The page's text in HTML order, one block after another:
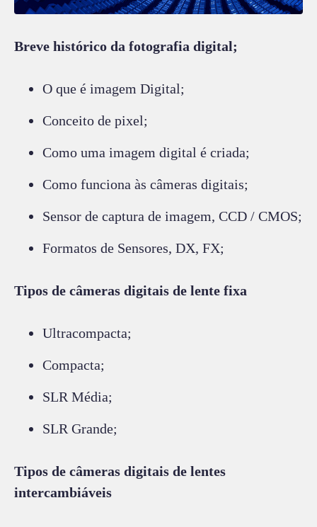
Breve histórico da fotografia digital;
O que é imagem Digital;
Conceito de pixel;
Como uma imagem digital é criada;
Como funciona às câmeras digitais;
Sensor de captura de imagem, CCD / CMOS;
Formatos de Sensores, DX, FX;
Tipos de câmeras digitais de lente fixa
Ultracompacta;
Compacta;
SLR Média;
SLR Grande;
Tipos de câmeras digitais de lentes
intercambiáveis